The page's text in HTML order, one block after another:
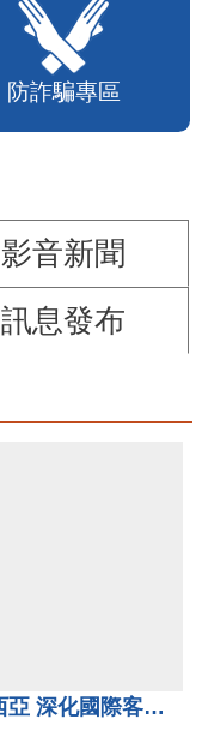
防詐騙專區
影音新聞
訊息發布
苗栗客家青少年訪問團前進馬來西亞 深化國際客家文化交流